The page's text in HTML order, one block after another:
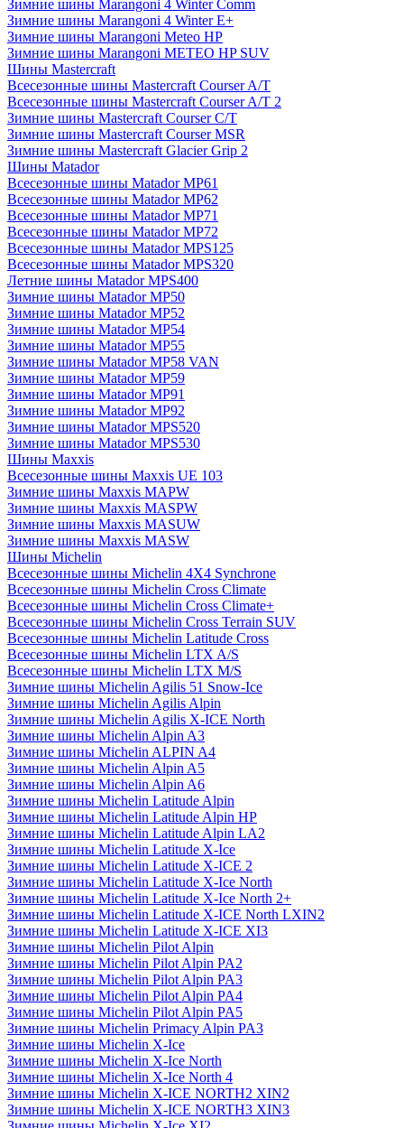
Зимние шины Marangoni 4 Winter Comm
Зимние шины Marangoni 4 Winter E+
Зимние шины Marangoni Meteo HP
Зимние шины Marangoni METEO HP SUV
Шины Mastercraft
Всесезонные шины Mastercraft Courser A/T
Всесезонные шины Mastercraft Courser A/T 2
Зимние шины Mastercraft Courser C/T
Зимние шины Mastercraft Courser MSR
Зимние шины Mastercraft Glacier Grip 2
Шины Matador
Всесезонные шины Matador MP61
Всесезонные шины Matador MP62
Всесезонные шины Matador MP71
Всесезонные шины Matador MP72
Всесезонные шины Matador MPS125
Всесезонные шины Matador MPS320
Летние шины Matador MPS400
Зимние шины Matador MP50
Зимние шины Matador MP52
Зимние шины Matador MP54
Зимние шины Matador MP55
Зимние шины Matador MP58 VAN
Зимние шины Matador MP59
Зимние шины Matador MP91
Зимние шины Matador MP92
Зимние шины Matador MPS520
Зимние шины Matador MPS530
Шины Maxxis
Всесезонные шины Maxxis UE 103
Зимние шины Maxxis MAPW
Зимние шины Maxxis MASPW
Зимние шины Maxxis MASUW
Зимние шины Maxxis MASW
Шины Michelin
Всесезонные шины Michelin 4X4 Synchrone
Всесезонные шины Michelin Cross Climate
Всесезонные шины Michelin Cross Climate+
Всесезонные шины Michelin Cross Terrain SUV
Всесезонные шины Michelin Latitude Cross
Всесезонные шины Michelin LTX A/S
Всесезонные шины Michelin LTX M/S
Зимние шины Michelin Agilis 51 Snow-Ice
Зимние шины Michelin Agilis Alpin
Зимние шины Michelin Agilis X-ICE North
Зимние шины Michelin Alpin A3
Зимние шины Michelin ALPIN A4
Зимние шины Michelin Alpin A5
Зимние шины Michelin Alpin A6
Зимние шины Michelin Latitude Alpin
Зимние шины Michelin Latitude Alpin HP
Зимние шины Michelin Latitude Alpin LA2
Зимние шины Michelin Latitude X-Ice
Зимние шины Michelin Latitude X-ICE 2
Зимние шины Michelin Latitude X-Ice North
Зимние шины Michelin Latitude X-Ice North 2+
Зимние шины Michelin Latitude X-ICE North LXIN2
Зимние шины Michelin Latitude X-ICE XI3
Зимние шины Michelin Pilot Alpin
Зимние шины Michelin Pilot Alpin PA2
Зимние шины Michelin Pilot Alpin PA3
Зимние шины Michelin Pilot Alpin PA4
Зимние шины Michelin Pilot Alpin PA5
Зимние шины Michelin Primacy Alpin PA3
Зимние шины Michelin X-Ice
Зимние шины Michelin X-Ice North
Зимние шины Michelin X-Ice North 4
Зимние шины Michelin X-ICE NORTH2 XIN2
Зимние шины Michelin X-ICE NORTH3 XIN3